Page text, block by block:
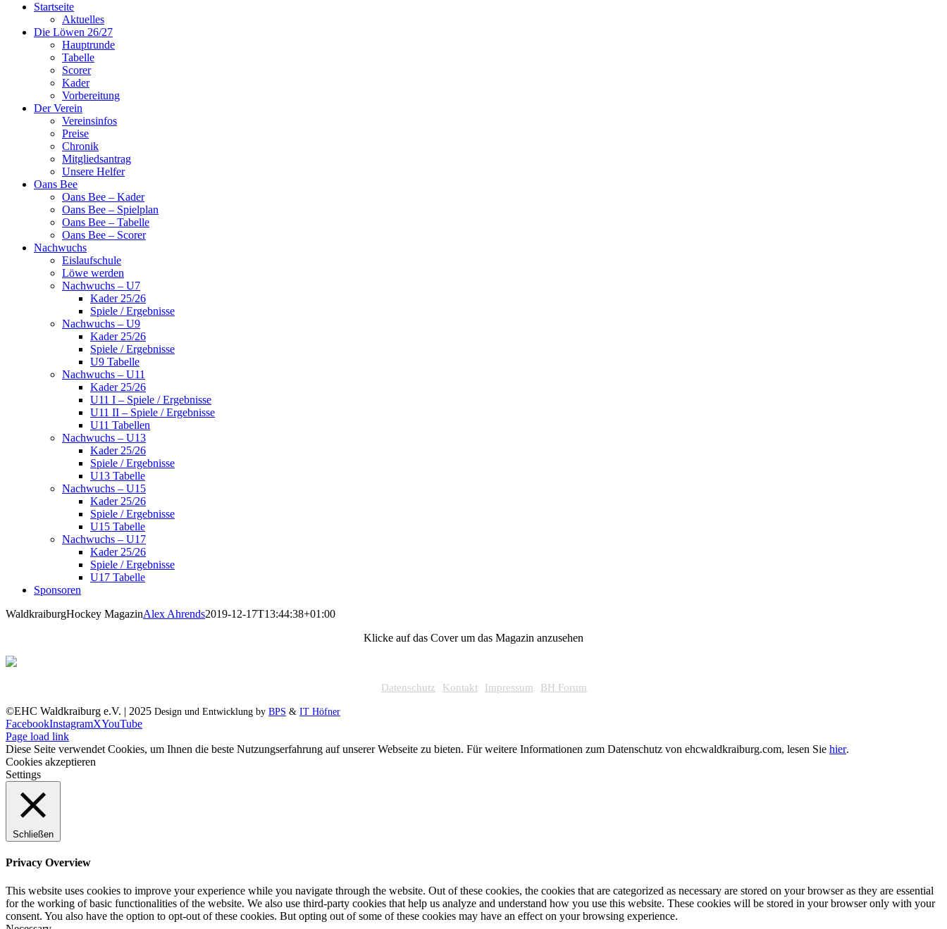
Startseite
Aktuelles
Die Löwen 26/27
Hauptrunde
Tabelle
Scorer
Kader
Vorbereitung
Der Verein
Vereinsinfos
Preise
Chronik
Mitgliedsantrag
Unsere Helfer
Oans Bee
Oans Bee – Kader
Oans Bee – Spielplan
Oans Bee – Tabelle
Oans Bee – Scorer
Nachwuchs
Eislaufschule
Löwe werden
Nachwuchs – U7
Kader 25/26
Spiele / Ergebnisse
Nachwuchs – U9
Kader 25/26
Spiele / Ergebnisse
U9 Tabelle
Nachwuchs – U11
Kader 25/26
U11 I – Spiele / Ergebnisse
U11 II – Spiele / Ergebnisse
U11 Tabellen
Nachwuchs – U13
Kader 25/26
Spiele / Ergebnisse
U13 Tabelle
Nachwuchs – U15
Kader 25/26
Spiele / Ergebnisse
U15 Tabelle
Nachwuchs – U17
Kader 25/26
Spiele / Ergebnisse
U17 Tabelle
Sponsoren
WaldkraiburgHockey MagazinAlex Ahrends2019-12-17T13:44:38+01:00
Klicke auf das Cover um das Magazin anzusehen
Datenschutz Kontakt Impressum BH Forum
©EHC Waldkraiburg e.V. | 2025 Design und Entwicklung by BPS & IT Höfner
FacebookInstagramXYouTube
Page load link
Diese Seite verwendet Cookies, um Ihnen die beste Nutzungserfahrung auf unserer Webseite zu bieten. Für weitere Informationen zum Datenschutz von ehcwaldkraiburg.com, lesen Sie hier.
Cookies akzeptieren
Settings
Schließen
Privacy Overview
This website uses cookies to improve your experience while you navigate through the website. Out of these cookies, the cookies that are categorized as necessary are stored on your browser as they are essential
for the working of basic functionalities of the website. We also use third-party cookies that help us analyze and understand how you use this website. These cookies will be stored in your browser only with your
consent. You also have the option to opt-out of these cookies. But opting out of some of these cookies may have an effect on your browsing experience.